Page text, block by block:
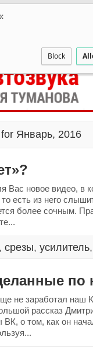
Block
Заработать!
Январь, 2016
Вас новое видео, в
есть из него
более сочным.
, срезы, усилитель
по
не заработал наш
рассказ
ВК, о том, как он